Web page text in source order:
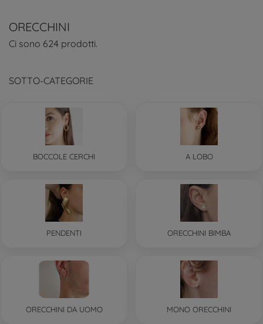
ORECCHINI
Ci sono 624 prodotti.
SOTTO-CATEGORIE
BOCCOLE CERCHI A LOBO
PENDENTI ORECCHINI BIMBA
ORECCHINI DA UOMO MONO ORECCHINI